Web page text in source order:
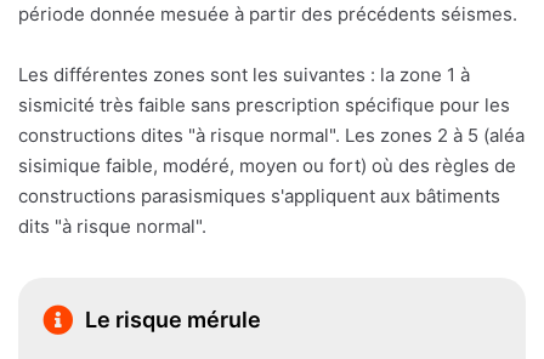
période donnée mesuée à partir des précédents séismes.
Les différentes zones sont les suivantes : la zone 1 à
sismicité très faible sans prescription spécifique pour les
constructions dites "à risque normal". Les zones 2 à 5 (aléa
sisimique faible, modéré, moyen ou fort) où des règles de
constructions parasismiques s'appliquent aux bâtiments
dits "à risque normal".
Le risque mérule